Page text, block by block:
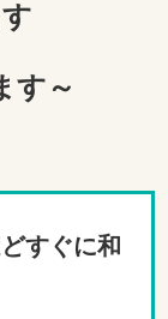
す～
すぐに和